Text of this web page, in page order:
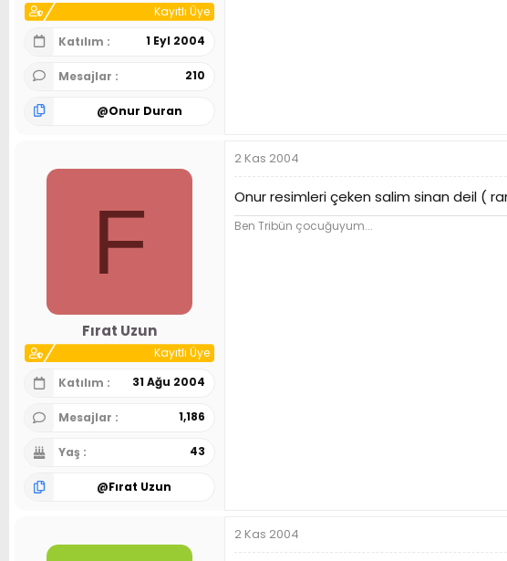
Kayıtlı Üye
Katılım
1 Eyl 2004
Mesajlar 210
@Onur Duran
F
Fırat Uzun
Kayıtlı Üye
Katılım
31 Ağu 2004
Mesajlar 1,186
Yaş 43
@Fırat Uzun
2 Kas 2004
Onur resimleri çeken salim sinan deil (
Ben Tribün çocuğuyum...
2 Kas 2004